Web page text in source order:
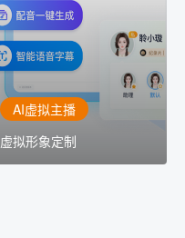
AI虚拟主播
虚拟形象定制
讯飞智作：让每一个内容
创作者高效生产灵活定制